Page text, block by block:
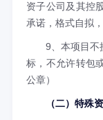
资子公司及其控
承诺，格式自拟，
9、本项目不接
标，不允许转包
公章）
（二）特殊资